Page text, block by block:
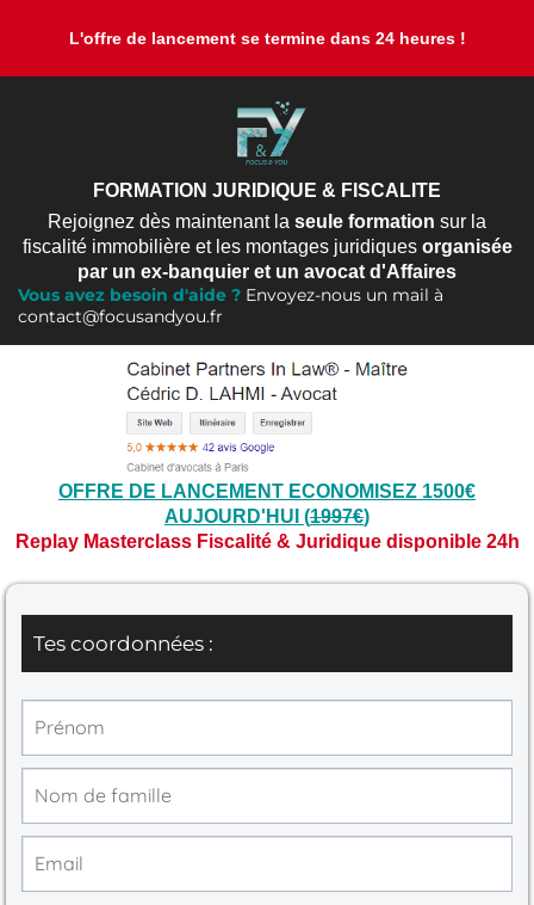
L'offre de lancement se termine dans 24 heures !
FORMATION JURIDIQUE & FISCALITE
Rejoignez dès maintenant la seule formation sur la
fiscalité immobilière et les montages juridiques organisée
par un ex-banquier et un avocat d'Affaires
Vous avez besoin d'aide ? Envoyez-nous un mail à
contact@focusandyou.fr
OFFRE DE LANCEMENT ECONOMISEZ 1500€
AUJOURD'HUI (1997€)
Replay Masterclass Fiscalité & Juridique disponible 24h
Tes coordonnées :